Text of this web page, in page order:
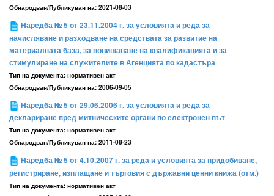
Обнародван/Публикуван на: 2021-08-03
Наредба № 5 от 23.11.2004 г. за условията и реда за
начисляване и разходване на средствата за развитие на
материалната база, за повишаване на квалификацията и за
стимулиране на служителите в Агенцията по кадастъра
Тип на документа: нормативен акт
Обнародван/Публикуван на: 2006-09-05
Наредба № 5 от 29.06.2006 г. за условията и реда за
деклариране пред митническите органи по електронен път
Тип на документа: нормативен акт
Обнародван/Публикуван на: 2011-08-23
Наредба № 5 от 4.10.2007 г. за реда и условията за придобиване,
регистриране, изплащане и търговия с държавни ценни книжа (отм.)
Тип на документа: нормативен акт